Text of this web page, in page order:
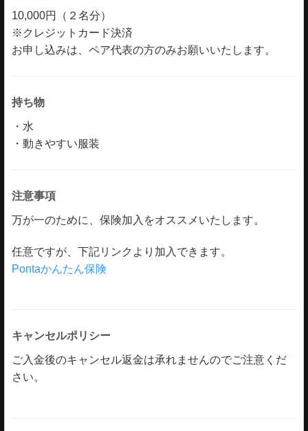
10,000円（２名分）
※クレジットカード決済
お申し込みは、ペア代表の方のみお願いいたします。
持ち物
・水
・動きやすい服装
注意事項
万が一のために、保険加入をオススメいたします。
任意ですが、下記リンクより加入できます。
Pontaかんたん保険
キャンセルポリシー
ご入金後のキャンセル返金は承れませんのでご注意くだ
さい。